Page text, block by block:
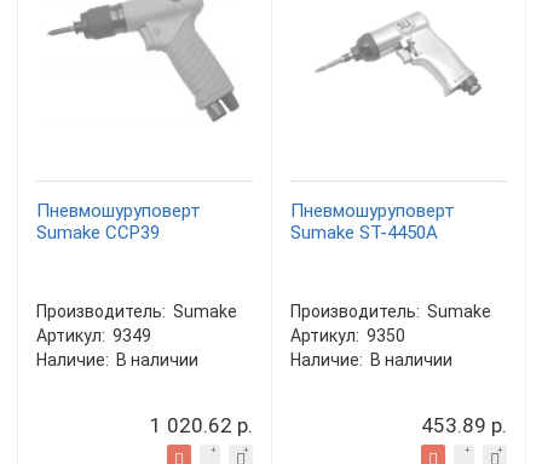
Пневмошуруповерт
Sumake CCP39
Производитель: Sumake
Артикул: 9349
Наличие: В наличии
1 020.62 р.
Пневмошуруповерт
Sumake ST-4450A
Производитель: Sumake
Артикул: 9350
Наличие: В наличии
453.89 р.